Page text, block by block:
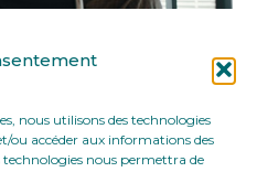
nous utilisons des technologies
ou accéder aux informations des
technologies nous permettra de